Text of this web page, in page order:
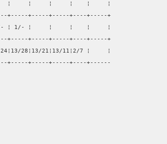
¦     ¦     ¦     ¦    ¦     ¦
+-----+-----+-----+----+-----+
¦ 1/- ¦     ¦     ¦    ¦     ¦
+-----+-----+-----+----+-----+
28¦13/21¦13/11¦2/7 ¦     ¦
+-----+-----+-----+----+------